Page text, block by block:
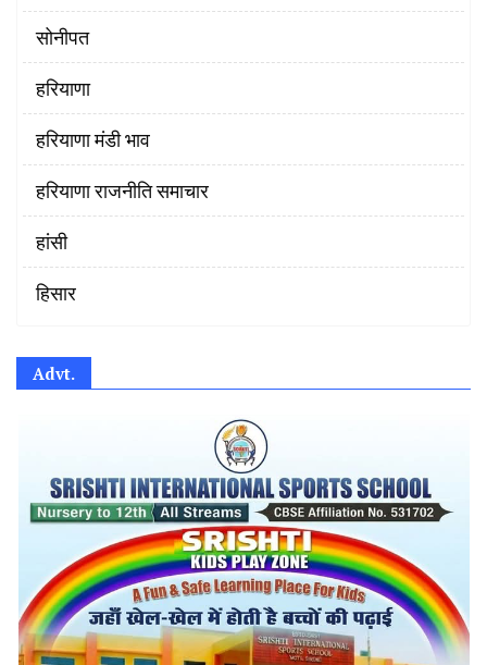
सोनीपत
हरियाणा
हरियाणा मंडी भाव
हरियाणा राजनीति समाचार
हांसी
हिसार
Advt.